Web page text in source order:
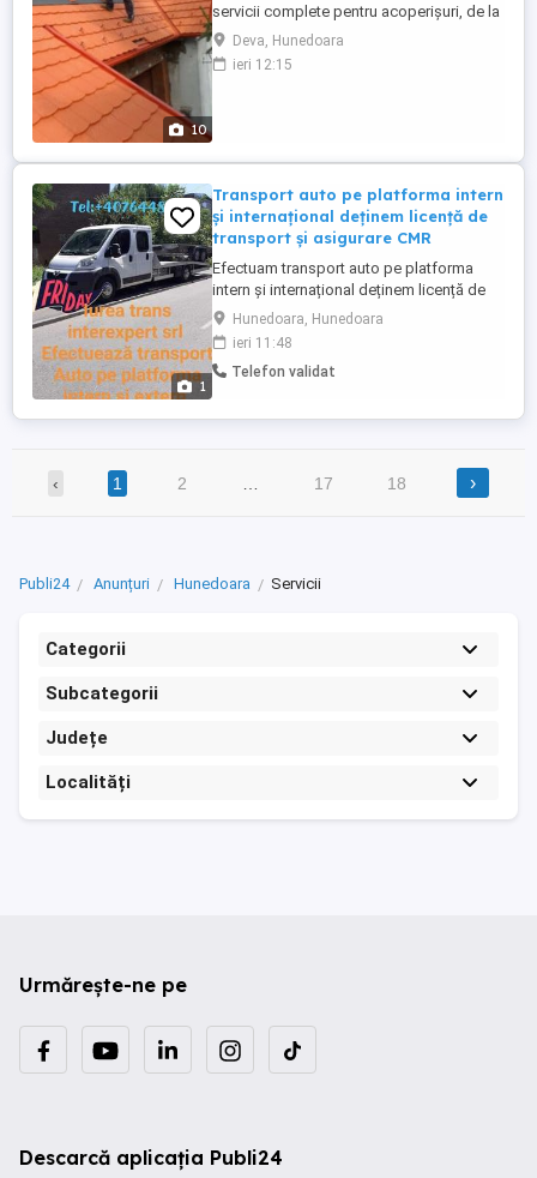
10
servicii complete pentru acoperișuri, de la
proiectare și consultanță până la execuție
și întreținere. Cu o vastă experiență în
domeniu și o echipă de profesioniști
Deva, Hunedoara
ieri 12:15
1
Transport auto pe platforma intern
și internațional deținem licență de
transport și asigurare CMR
Efectuam transport auto pe platforma
intern și internațional deținem licență de
transport și asigurare CMR.Romania,
Austria, Germania
Hunedoara, Hunedoara
ieri 11:48
Telefon validat
‹ 1 2 17 18 ›
Publi24 Anunțuri Hunedoara Servicii
Categorii
Subcategorii
Județe
Localități
Urmărește-ne pe
Descarcă aplicația Publi24